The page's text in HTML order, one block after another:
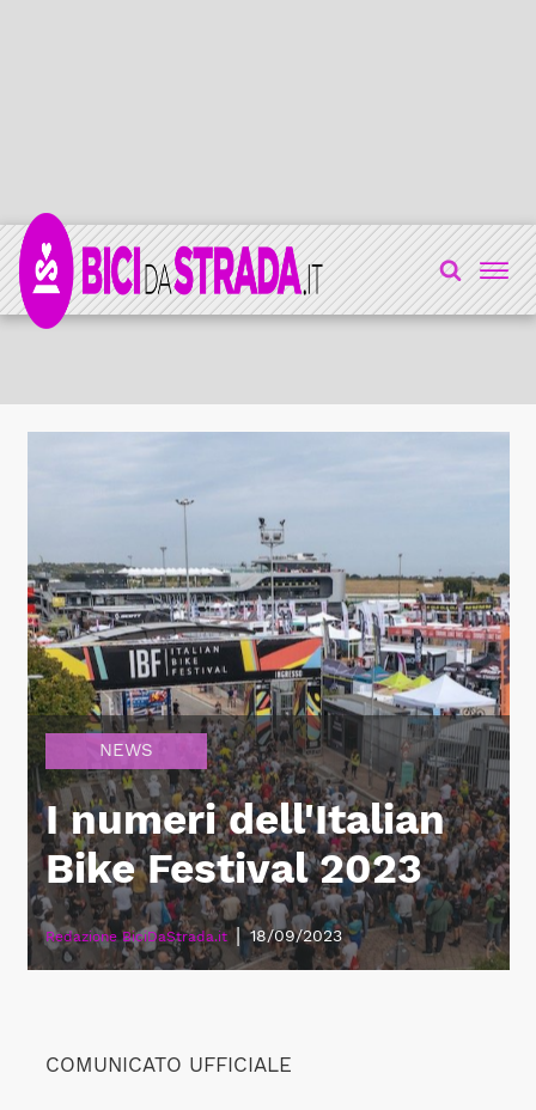
NEWS
I numeri dell'Italian
Bike Festival 2023
Redazione BiciDaStrada.it 18/09/2023
COMUNICATO UFFICIALE